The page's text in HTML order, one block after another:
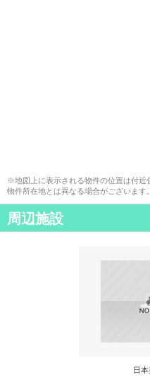
※地図上に表示される物件の位置は付近
物件所在地とは異なる場合がございます。
周辺施設
日